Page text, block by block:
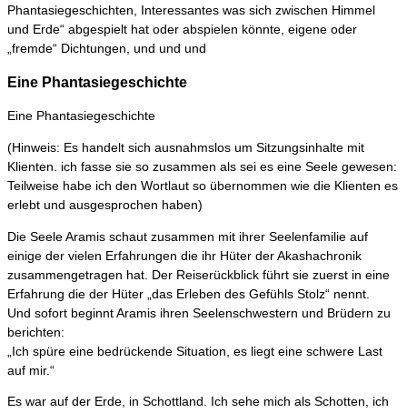
Phantasiegeschichten, Interessantes was sich zwischen Himmel
und Erde“ abgespielt hat oder abspielen könnte, eigene oder
„fremde“ Dichtungen, und und und
Eine Phantasiegeschichte
Eine Phantasiegeschichte
(Hinweis: Es handelt sich ausnahmslos um Sitzungsinhalte mit
Klienten. ich fasse sie so zusammen als sei es eine Seele gewesen:
Teilweise habe ich den Wortlaut so übernommen wie die Klienten es
erlebt und ausgesprochen haben)
Die Seele Aramis schaut zusammen mit ihrer Seelenfamilie auf
einige der vielen Erfahrungen die ihr Hüter der Akashachronik
zusammengetragen hat. Der Reiserückblick führt sie zuerst in eine
Erfahrung die der Hüter „das Erleben des Gefühls Stolz“ nennt.
Und sofort beginnt Aramis ihren Seelenschwestern und Brüdern zu
berichten:
„Ich spüre eine bedrückende Situation, es liegt eine schwere Last
auf mir.“
Es war auf der Erde, in Schottland. Ich sehe mich als Schotten, ich